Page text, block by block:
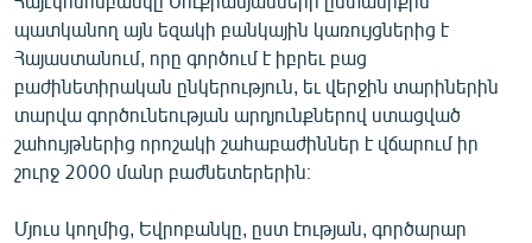
պատկանող այն եզակի բանկային կառույցներից է
Հայաստանում, որը գործում է իբրեւ բաց
բաժինետիրական ընկերություն, եւ վերջին տարիներին
տարվա գործունեության արդյունքներով ստացված
շահույթներից որոշակի շահաբաժիններ է վճարում իր
շուրջ 2000 մանր բաժնետերերին։
Մյուս կողմից, Եվրոբանկը, ըստ էության, գործարար